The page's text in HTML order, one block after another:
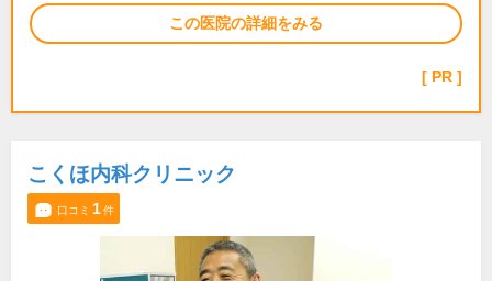
この医院の詳細をみる
PR
こくほ内科クリニック
口コミ 1件